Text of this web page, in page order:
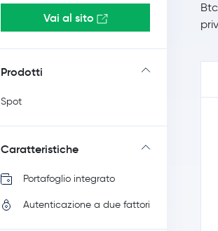
Vai al sito
Prodotti
Spot
Caratteristiche
Portafoglio integrato
Autenticazione a due fattori